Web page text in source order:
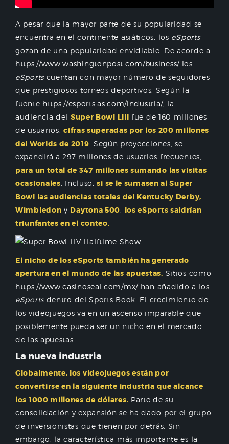
A pesar que la mayor parte de su popularidad se
encuentra en el continente asiáticos, los eSports
gozan de una popularidad envidiable. De acorde a
https://www.washingtonpost.com/business/ los
eSportscuentan con mayor número de seguidores
que prestigiosos torneos deportivos. Según la
fuente https://esports.as.com/industria/ , la
audiencia del Super Bowl LIII fue de 160 millones
de usuarios,cifras superadas por los 200 millones
del Worlds de 2019 . Según proyecciones, se
expandirá a 297 millones de usuarios frecuentes,
para un total de 347 millones sumando las visitas
ocasionales . Incluso,si se le sumasen al Super
Bowl las audiencias totales del Kentucky Derby,
Wimbledon y Daytona 500 los eSports saldrían
triunfantes en el conteo.
El nicho de los eSports también ha generado
apertura en el mundo de las apuestas. Sitios como
https://www.casinoseal.com/mx/ han añadido a los
eSportsdentro del Sports Book. El crecimiento de
los videojuegos va en un ascenso imparable que
posiblemente pueda ser un nicho en el mercado
de las apuestas.
La nueva industria
Globalmente, los videojuegos están por
convertirse en la siguiente industria que alcance
los 1000 millones de dólares. Parte de su
consolidación y expansión se ha dado por el grupo
de inversionistas que tienen por detrás. Sin
embargo, la característica más importante es la